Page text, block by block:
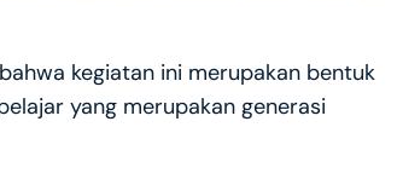
kegiatan ini merupakan bentuk
yang merupakan generasi